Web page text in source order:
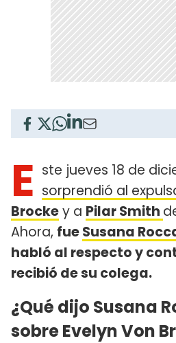
E ste jueves 18 de
sorprendió al
Brockey a Pilar Smith
Ahora, fueSusana
habló al respecto y
recibió de su colega.
¿Qué dijo Susana
sobre Evelyn Von